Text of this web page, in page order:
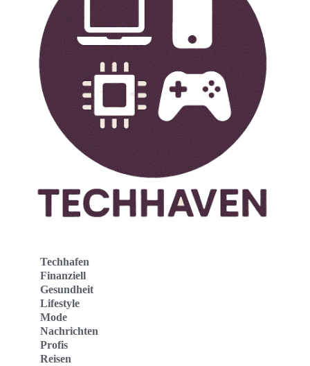
Techhafen
Finanziell
Gesundheit
Lifestyle
Mode
Nachrichten
Profis
Reisen